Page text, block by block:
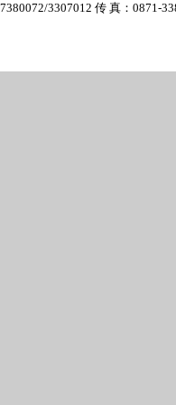
7380072/3307012 传 真：0871-